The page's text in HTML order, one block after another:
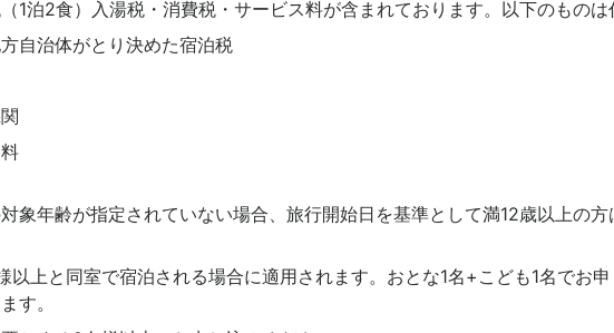
1泊2食）入湯税・消費税・サービス料が含まれております。以下のもの
自治体がとり決めた宿泊税
象年齢が指定されていない場合、旅行開始日を基準として満12歳以上の
以上と同室で宿泊される場合に適用されます。おとな1名+こども1名でお
す。